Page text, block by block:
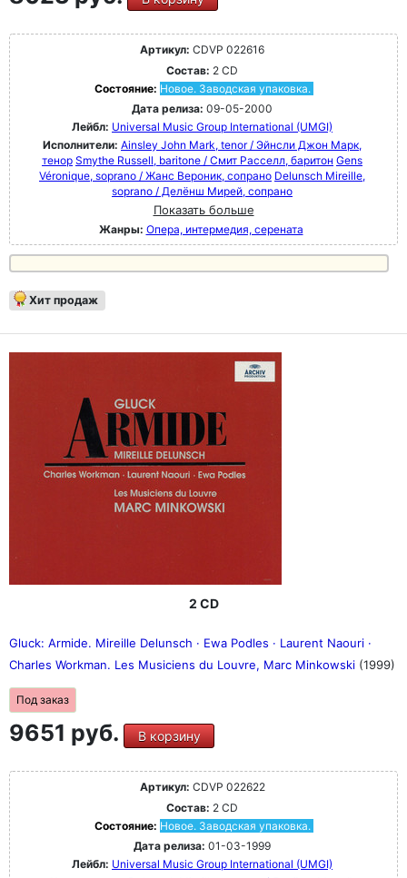
Артикул: CDVP 022616
Состав: 2 CD
Состояние: Новое. Заводская упаковка.
Дата релиза: 09-05-2000
Лейбл: Universal Music Group International (UMGI)
Исполнители: Ainsley John Mark, tenor / Эйнсли Джон Марк,
тенор Smythe Russell, baritone / Смит Расселл, баритон Gens
Véronique, soprano / Жанс Вероник, сопрано Delunsch Mireille,
soprano / Делёнш Мирей, сопрано
Показать больше
Жанры: Опера, интермедия, серената
Хит продаж
2 CD
Gluck: Armide. Mireille Delunsch · Ewa Podles · Laurent Naouri ·
Charles Workman. Les Musiciens du Louvre, Marc Minkowski (1999)
Под заказ
9651 руб. В корзину
Артикул: CDVP 022622
Состав: 2 CD
Состояние: Новое. Заводская упаковка.
Дата релиза: 01-03-1999
Лейбл: Universal Music Group International (UMGI)